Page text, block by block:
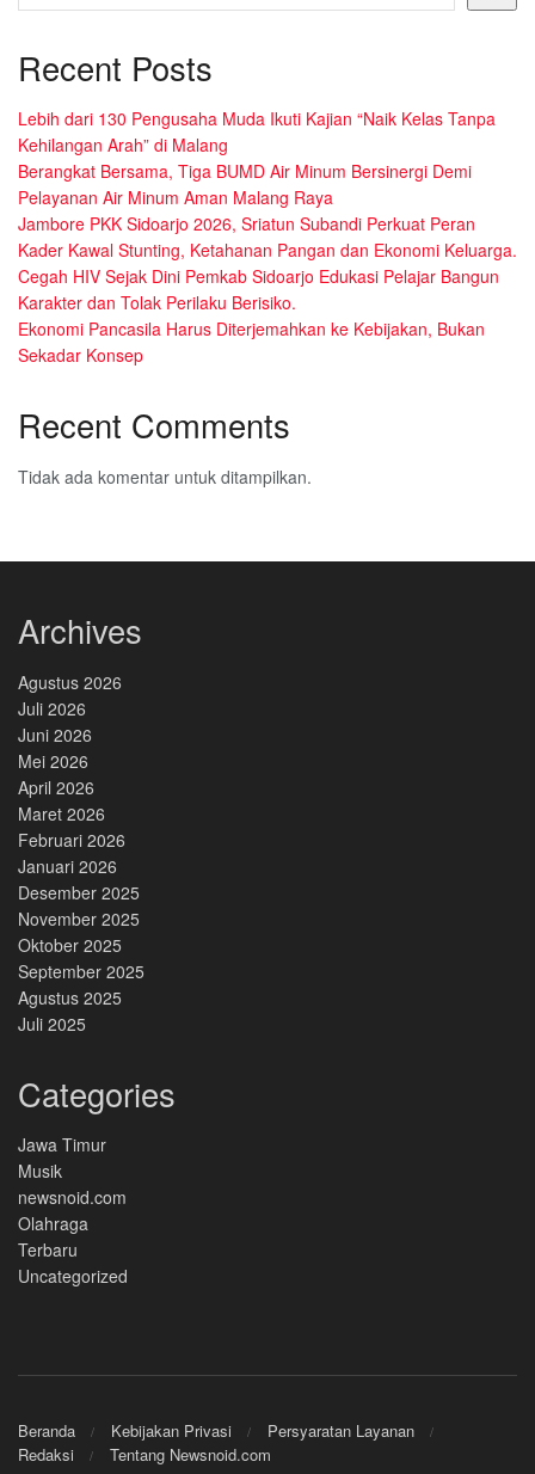
Recent Posts
Lebih dari 130 Pengusaha Muda Ikuti Kajian “Naik Kelas Tanpa
Kehilangan Arah” di Malang
Berangkat Bersama, Tiga BUMD Air Minum Bersinergi Demi
Pelayanan Air Minum Aman Malang Raya
Jambore PKK Sidoarjo 2026, Sriatun Subandi Perkuat Peran
Kader Kawal Stunting, Ketahanan Pangan dan Ekonomi Keluarga.
Cegah HIV Sejak Dini Pemkab Sidoarjo Edukasi Pelajar Bangun
Karakter dan Tolak Perilaku Berisiko.
Ekonomi Pancasila Harus Diterjemahkan ke Kebijakan, Bukan
Sekadar Konsep
Recent Comments
Tidak ada komentar untuk ditampilkan.
Archives
Agustus 2026
Juli 2026
Juni 2026
Mei 2026
April 2026
Maret 2026
Februari 2026
Januari 2026
Desember 2025
November 2025
Oktober 2025
September 2025
Agustus 2025
Juli 2025
Categories
Jawa Timur
Musik
newsnoid.com
Olahraga
Terbaru
Uncategorized
Beranda Kebijakan Privasi
Persyaratan Layanan
Redaksi
Tentang Newsnoid.com